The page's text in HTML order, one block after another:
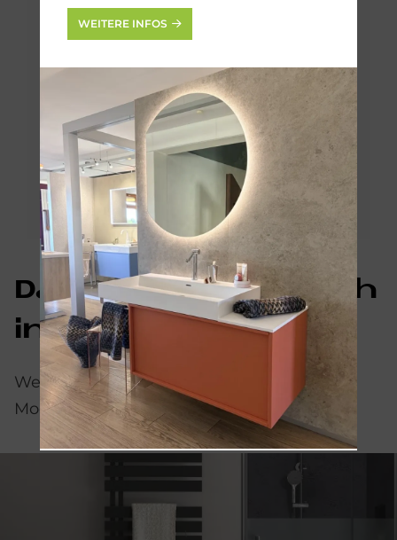
Das könn­te Sie auch
in­ter­es­sie­ren:
Weitere Informationen zum Thema
Modernisierung finden Sie hier:
WEITERE INFOS